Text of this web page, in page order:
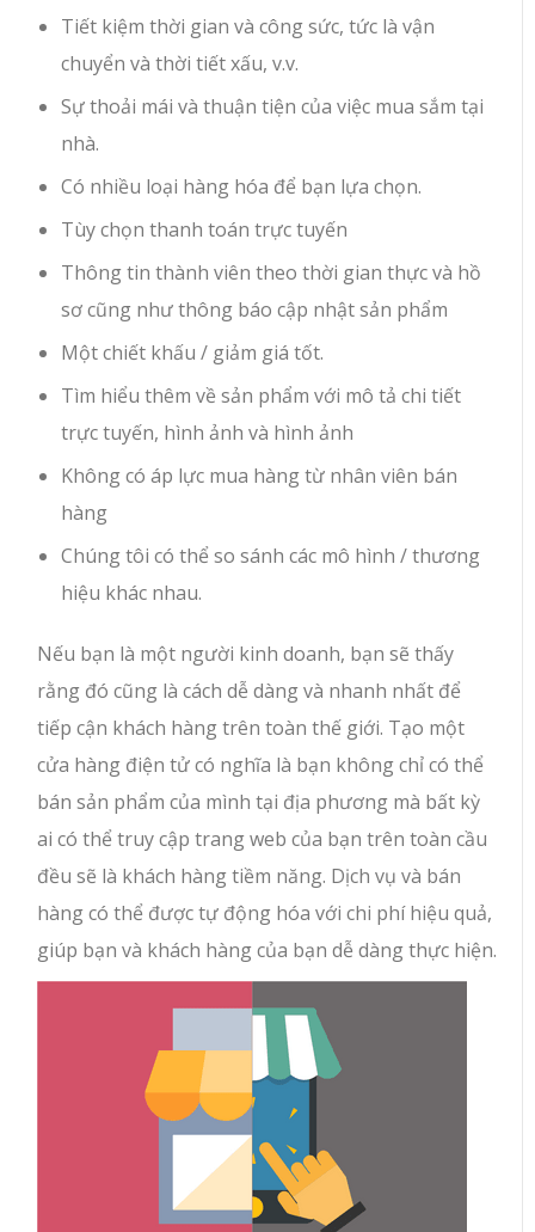
Tiết kiệm thời gian và công sức, tức là vận
chuyển và thời tiết xấu, v.v.
Sự thoải mái và thuận tiện của việc mua sắm tại
nhà.
Có nhiều loại hàng hóa để bạn lựa chọn.
Tùy chọn thanh toán trực tuyến
Thông tin thành viên theo thời gian thực và hồ
sơ cũng như thông báo cập nhật sản phẩm
Một chiết khấu / giảm giá tốt.
Tìm hiểu thêm về sản phẩm với mô tả chi tiết
trực tuyến, hình ảnh và hình ảnh
Không có áp lực mua hàng từ nhân viên bán
hàng
Chúng tôi có thể so sánh các mô hình / thương
hiệu khác nhau.
Nếu bạn là một người kinh doanh, bạn sẽ thấy
rằng đó cũng là cách dễ dàng và nhanh nhất để
tiếp cận khách hàng trên toàn thế giới. Tạo một
cửa hàng điện tử có nghĩa là bạn không chỉ có thể
bán sản phẩm của mình tại địa phương mà bất kỳ
ai có thể truy cập trang web của bạn trên toàn cầu
đều sẽ là khách hàng tiềm năng. Dịch vụ và bán
hàng có thể được tự động hóa với chi phí hiệu quả,
giúp bạn và khách hàng của bạn dễ dàng thực hiện.